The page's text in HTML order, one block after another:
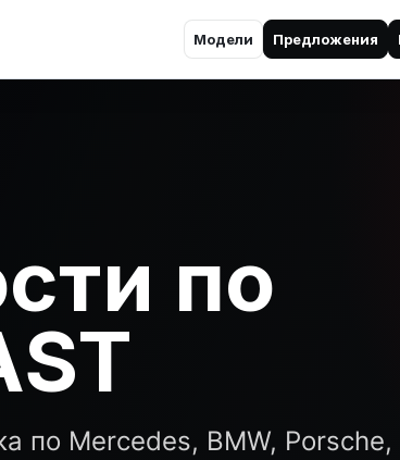
Модели Предложения
по
по Mercedes, BMW, Porsche,